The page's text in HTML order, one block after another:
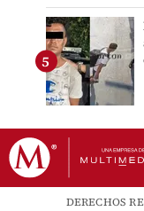
DERECHOS